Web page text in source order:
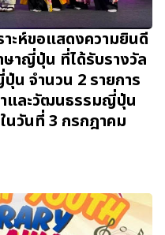
าะห์ขอแสดงความยินดี
าญี่ปุ่น ที่ได้รับรางวัล
น จำนวน 2 รายการ
และวัฒนธรรมญี่ปุ่น
นวันที่ 3 กรกฎาคม